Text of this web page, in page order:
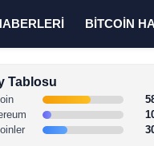
BİTCOİN
Tablosu